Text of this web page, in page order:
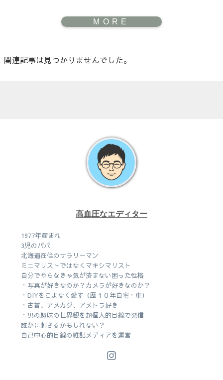
関連記事は見つかりませんでした。
高血圧なエディター
1977年産まれ
3児のパパ
北海道在住のサラリーマン
ミニマリストではなくマキシマリスト
自分でやらなきゃ気が済まない困った性格
・写真が好きなのか？カメラが好きなのか？
・DIYをこよなく愛す（歴１０年自宅・車）
・古着、アメカジ、アメトラ好き
・男の趣味の世界観を超個人的目線で発信
誰かに刺さるかもしれない？
自己中心的目線の雑記メディアを運営